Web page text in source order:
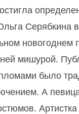
Серябкина
новогоднем
мишурой.
было
А